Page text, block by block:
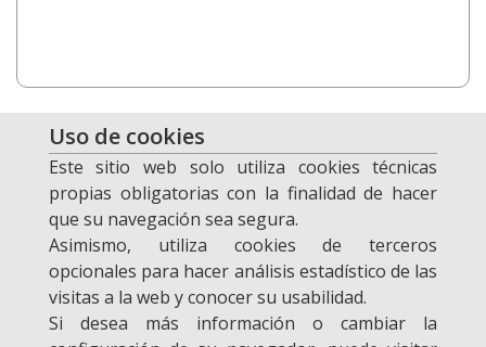
Uso de cookies
Este sitio web solo utiliza cookies técnicas
propias obligatorias con la finalidad de hacer
que su navegación sea segura.
Asimismo, utiliza cookies de terceros
opcionales para hacer análisis estadístico de las
visitas a la web y conocer su usabilidad.
Si desea más información o cambiar la
Desarrollado por